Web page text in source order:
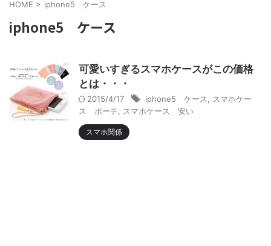
HOME > iphone5 ケース
iphone5 ケース
可愛いすぎるスマホケースがこの価格
とは・・・
2015/4/17 iphone5 ケース
スマホケー
ス ポーチ
スマホケース 安い
スマホ関係